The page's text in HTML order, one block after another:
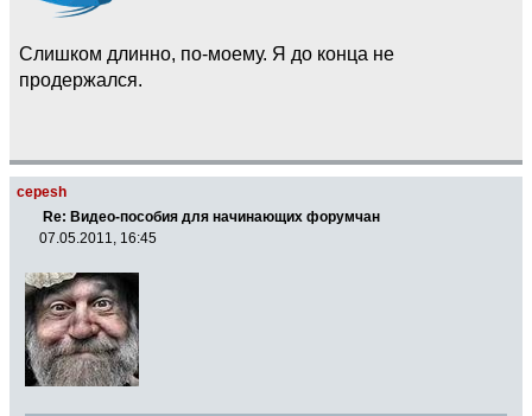
Слишком длинно, по-моему. Я до конца не
продержался.
cepesh
Re: Видео-пособия для начинающих форумчан
07.05.2011, 16:45